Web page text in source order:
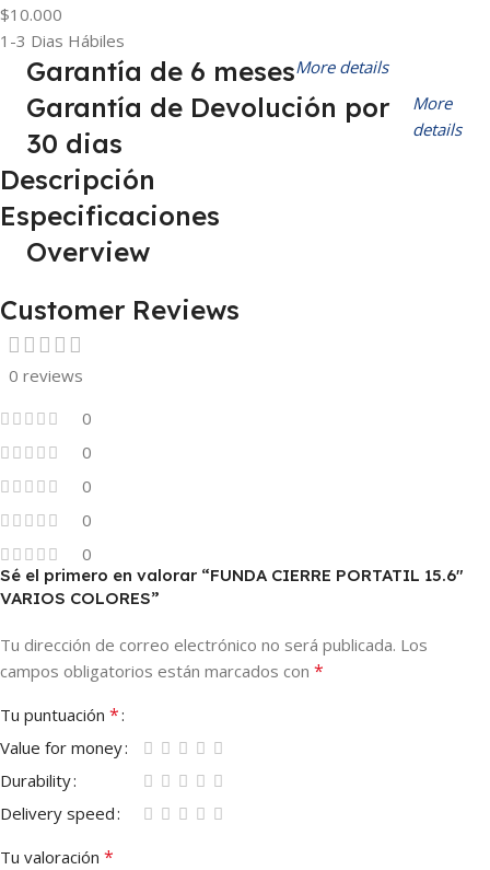
1-3 Dias Hábiles
$10.000
Garantía de 6 mesesMore details
Garantía de Devolución por
30 dias
More
details
Descripción
Especificaciones
Overview
Customer Reviews
0 reviews
0
0
0
0
0
Sé el primero en valorar “FUNDA CIERRE PORTATIL 15.6″
VARIOS COLORES”
Tu dirección de correo electrónico no será publicada. Los
campos obligatorios están marcados con *
Tu puntuación *
Value for money
Durability
Delivery speed
Tu valoración *